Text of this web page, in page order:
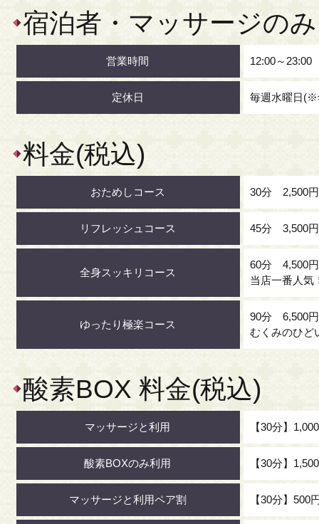
宿泊者・マッサージの
営業時間 12:00～23:00
定休日 毎週水曜日(※
料金(税込)
おためしコース 30分 2,500円
リフレッシュコース 45分 3,500円
全身スッキリコース
60分 4,500円
当店一番人気
ゆったり極楽コース
90分 6,500円
むくみのひど
酸素BOX 料金(税込)
マッサージと利用 【30分】
酸素BOXのみ利用 【30分】
マッサージと利用ペア割 【30分】